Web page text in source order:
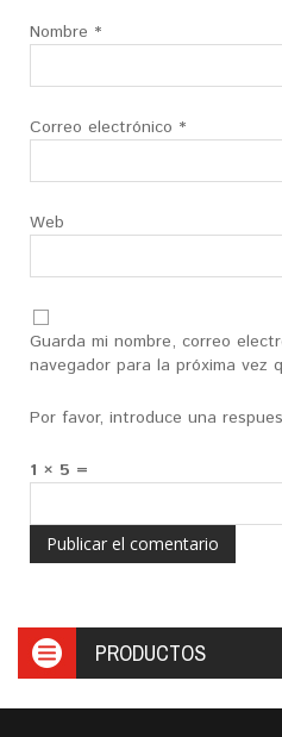
Nombre *
Correo electrónico *
Web
Guarda mi nombre, correo
navegador para la próxima vez
Por favor, introduce una
1 × 5 =
PRODUCTOS